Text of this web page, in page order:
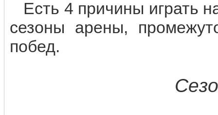
Есть 4 причины играть
сезоны арены,
побед.